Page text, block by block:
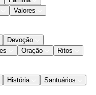
Valores
Devoção
Oração
Ritos
História
Santuários